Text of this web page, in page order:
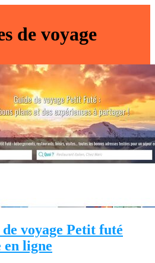
de voyage
voyage Petit futé
ligne